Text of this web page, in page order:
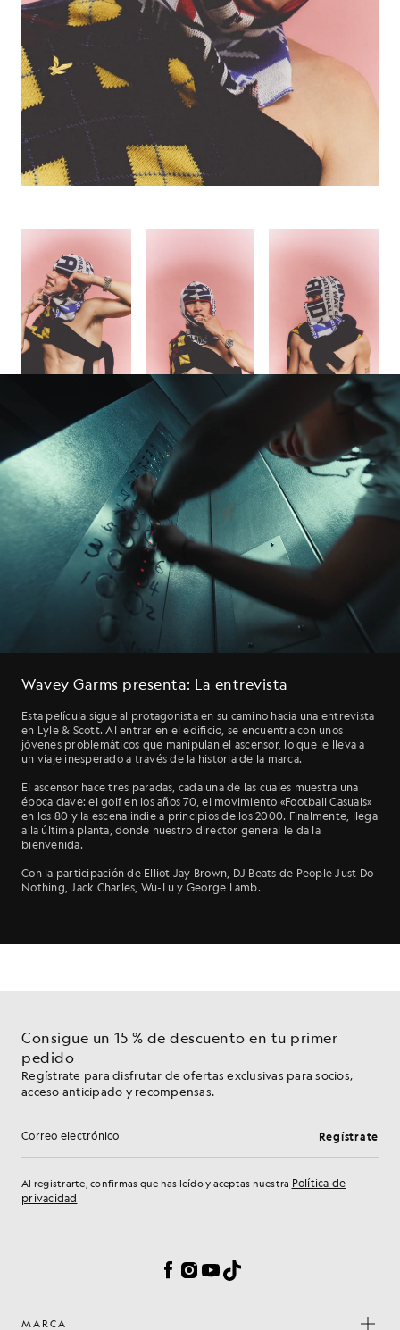
Wavey Garms presenta: La entrevista
Esta película sigue al protagonista en su camino hacia una entrevista
en Lyle & Scott. Al entrar en el edificio, se encuentra con unos
jóvenes problemáticos que manipulan el ascensor, lo que le lleva a
un viaje inesperado a través de la historia de la marca.
El ascensor hace tres paradas, cada una de las cuales muestra una
época clave: el golf en los años 70, el movimiento «Football Casuals»
en los 80 y la escena indie a principios de los 2000. Finalmente, llega
a la última planta, donde nuestro director general le da la
bienvenida.
Con la participación de Elliot Jay Brown, DJ Beats de People Just Do
Nothing, Jack Charles, Wu-Lu y George Lamb.
Consigue un 15 % de descuento en tu primer
pedido
Regístrate para disfrutar de ofertas exclusivas para socios,
acceso anticipado y recompensas.
Dirección de correo electrónico Regístrate
Al registrarte, confirmas que has leído y aceptas nuestra Política de
privacidad
Facebook
Instagram
YouTube
TikTok
MARCA